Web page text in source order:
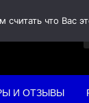
И ОТЗЫВЫ
что Вас